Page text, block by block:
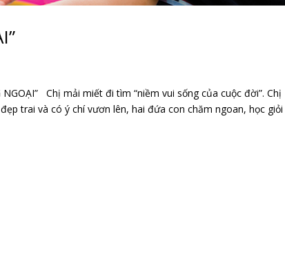
Chị mải miết đi tìm “niềm vui sống của cuộc đời”. Chị
trai và có ý chí vươn lên, hai đứa con chăm ngoan, học giỏi